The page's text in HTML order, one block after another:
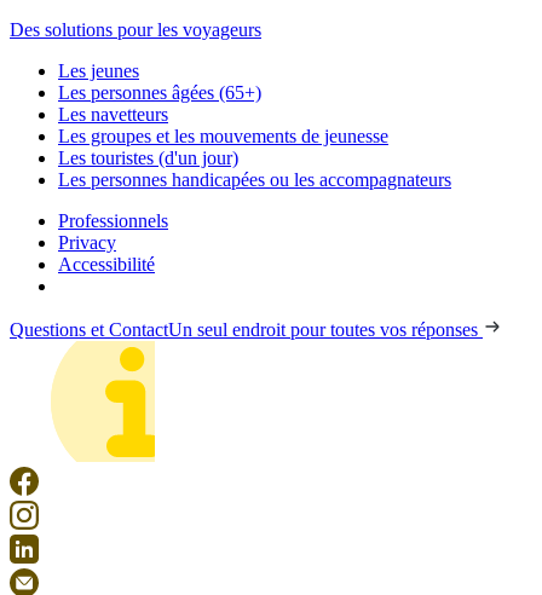
Des solutions pour les voyageurs
Les jeunes
Les personnes âgées (65+)
Les navetteurs
Les groupes et les mouvements de jeunesse
Les touristes (d'un jour)
Les personnes handicapées ou les accompagnateurs
Professionnels
Privacy
Accessibilité
Questions et ContactUn seul endroit pour toutes vos réponses